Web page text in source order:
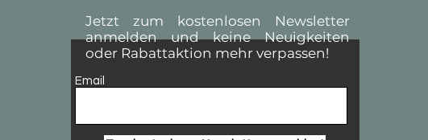
Email
Jetzt zum kostenlosen Newsletter
anmelden und keine Neuigkeiten
oder Rabattaktion mehr verpassen!